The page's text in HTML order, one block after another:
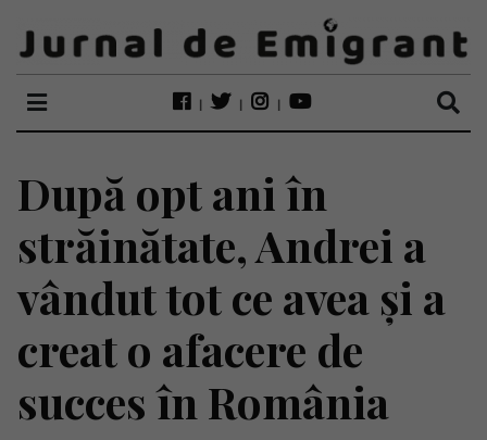
După opt ani în
străinătate, Andrei a
vândut tot ce avea și a
creat o afacere de
succes în România